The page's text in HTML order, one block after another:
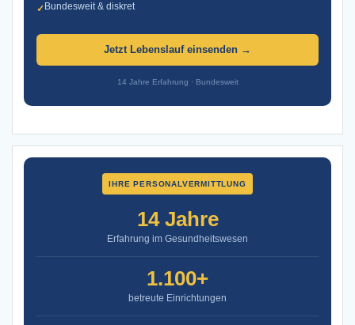
✓ Bundesweit & diskret
Jetzt Lebenslauf einsenden →
14 Jahre Erfahrung · Bundesweit
IHRE PERSONALVERMITTLUNG
14 Jahre
Erfahrung im Gesundheitswesen
1.100+
betreute Einrichtungen